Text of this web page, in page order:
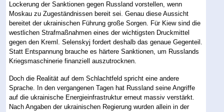
Lockerung der Sanktionen gegen Russland vorstellen, wenn
Moskau zu Zugeständnissen bereit sei. Genau diese Aussicht
bereitet der ukrainischen Führung große Sorgen. Für Kiew sind die
westlichen Strafmaßnahmen eines der wichtigsten Druckmittel
gegen den Kreml. Selenskyj fordert deshalb das genaue Gegenteil.
Statt Entspannung brauche es härtere Sanktionen, um Russlands
Kriegsmaschinerie finanziell auszutrocknen.
Doch die Realität auf dem Schlachtfeld spricht eine andere
Sprache. In den vergangenen Tagen hat Russland seine Angriffe
auf die ukrainische Energieinfrastruktur erneut massiv verstärkt.
Nach Angaben der ukrainischen Regierung wurden allein in der